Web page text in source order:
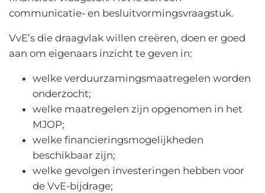
communicatie- en besluitvormingsvraagstuk.
VvE’s die draagvlak willen creëren, doen er goed
aan om eigenaars inzicht te geven in:
welke verduurzamingsmaatregelen worden
onderzocht;
welke maatregelen zijn opgenomen in het
MJOP;
welke financieringsmogelijkheden
beschikbaar zijn;
welke gevolgen investeringen hebben voor
de VvE-bijdrage;